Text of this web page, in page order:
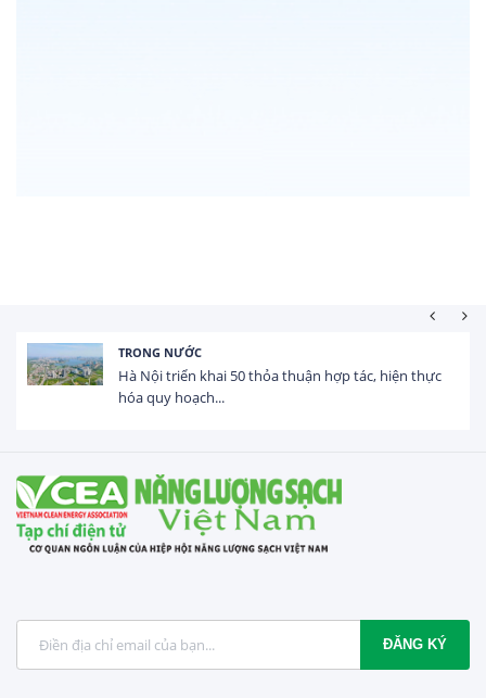
TRONG NƯỚC
Hà Nội triển khai 50 thỏa thuận hợp tác, hiện thực
hóa quy hoạch...
ĐĂNG KÝ